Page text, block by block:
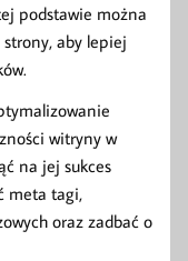
podstawie można
aby lepiej
witryny w
na jej sukces
meta tagi,
oraz zadbać o